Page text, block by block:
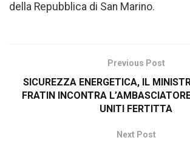
della Repubblica di San Marino.
Previous Post
SICUREZZA ENERGETICA, IL
FRATIN INCONTRA
UNITI FERTITTA
Next Post